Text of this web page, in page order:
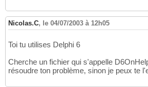
Nicolas.C, le 04/07/2003 à 12h05
Toi tu utilises Delphi 6
Cherche un fichier qui s'appelle
résoudre ton problème, sinon je peux te